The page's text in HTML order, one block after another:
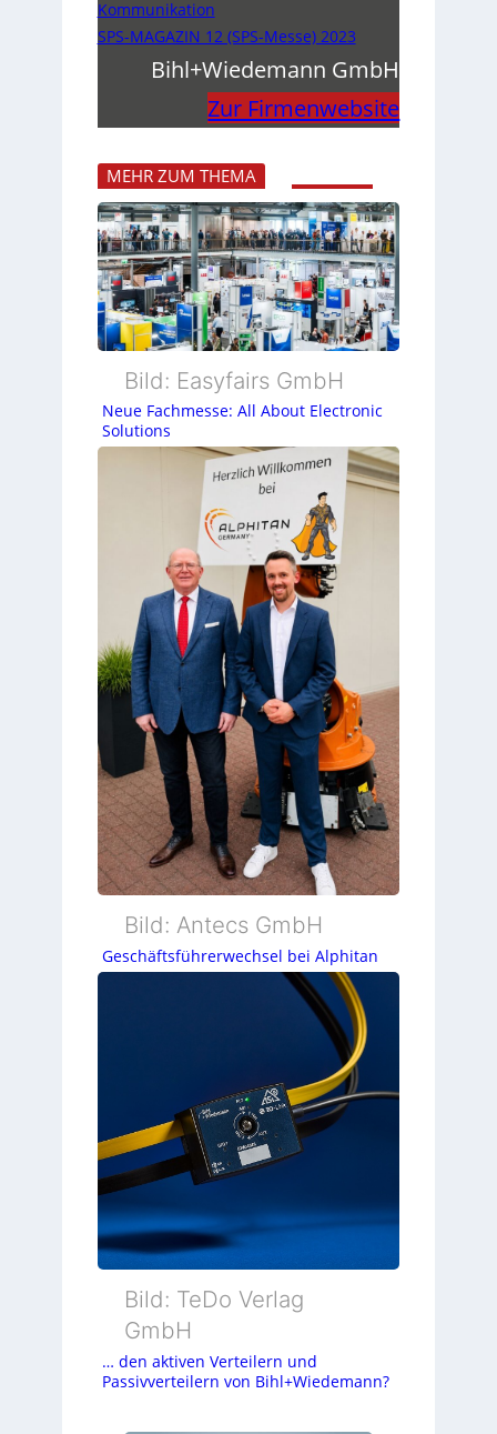
Kommunikation
SPS-MAGAZIN 12 (SPS-Messe) 2023
Bihl+Wiedemann GmbH
Zur Firmenwebsite
MEHR ZUM THEMA
Bild: Easyfairs GmbH
Neue Fachmesse: All About Electronic
Solutions
Bild: Antecs GmbH
Geschäftsführerwechsel bei Alphitan
Bild: TeDo Verlag
GmbH
… den aktiven Verteilern und
Passivverteilern von Bihl+Wiedemann?